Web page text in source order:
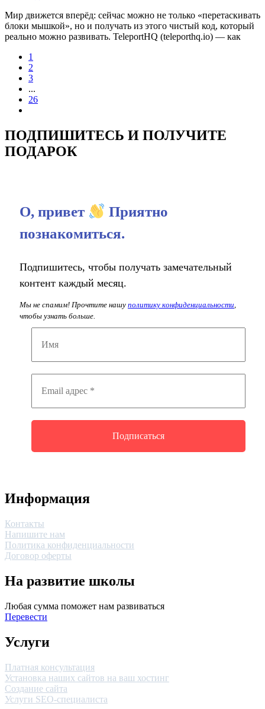
Мир движется вперёд: сейчас можно не только «перетаскивать
блоки мышкой», но и получать из этого чистый код, который
реально можно развивать. TeleportHQ (teleporthq.io) — как
1
2
3
...
26
ПОДПИШИТЕСЬ И ПОЛУЧИТЕ
ПОДАРОК
О, привет
Приятно
познакомиться.
Подпишитесь, чтобы получать замечательный
контент каждый месяц.
Мы не спамим! Прочтите нашу политику конфиденциальности,
чтобы узнать больше.
Информация
Контакты
Напишите нам
Политика конфиденциальности
Договор оферты
На развитие школы
Любая сумма поможет нам развиваться
Перевести
Услуги
Платная консультация
Установка наших сайтов на ваш хостинг
Создание сайта
Услуги SEO-специалиста